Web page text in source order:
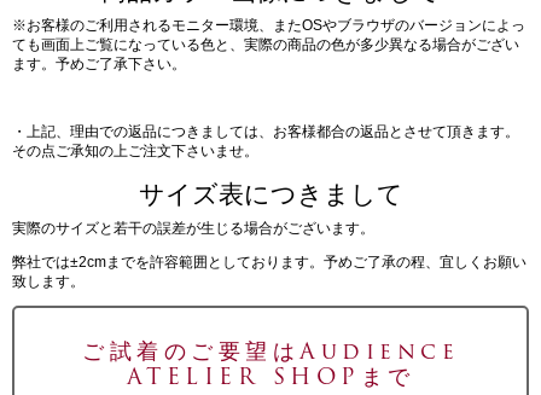
※お客様のご利用されるモニター環境、またOSやブラウザのバージョンによっ
ても画面上ご覧になっている色と、実際の商品の色が多少異なる場合がござい
ます。予めご了承下さい。
・上記、理由での返品につきましては、お客様都合の返品とさせて頂きます。
その点ご承知の上ご注文下さいませ。
サイズ表につきまして
実際のサイズと若干の誤差が生じる場合がございます。
弊社では±2cmまでを許容範囲としております。予めご了承の程、宜しくお願い
致します。
ご試着のご要望はAudience
ATELIER SHOPまで